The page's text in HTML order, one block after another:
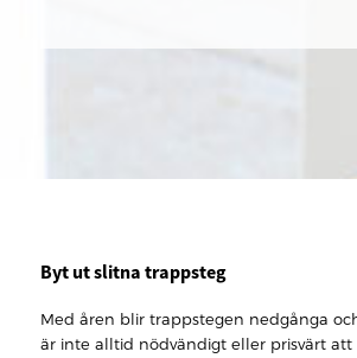
Byt ut slitna trappsteg
Med åren blir trappstegen nedgånga
är inte alltid nödvändigt eller prisvärt